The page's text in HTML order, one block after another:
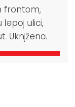
frontom,
lepoj ulici,
Uknjženo.